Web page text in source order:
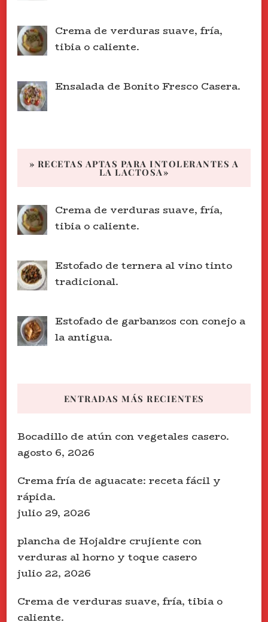
Crema de verduras suave, fría,
tibia o caliente.
Ensalada de Bonito Fresco Casera.
» RECETAS APTAS PARA INTOLERANTES A
LA LACTOSA»
Crema de verduras suave, fría,
tibia o caliente.
Estofado de ternera al vino tinto
tradicional.
Estofado de garbanzos con conejo a
la antigua.
ENTRADAS MÁS RECIENTES
Bocadillo de atún con vegetales casero.
agosto 6, 2026
Crema fría de aguacate: receta fácil y
rápida.
julio 29, 2026
plancha de Hojaldre crujiente con
verduras al horno y toque casero
julio 22, 2026
Crema de verduras suave, fría, tibia o
caliente.